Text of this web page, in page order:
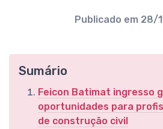
Publicado em 28/
Sumário
Feicon Batimat ingresso
oportunidades para
de construção civil